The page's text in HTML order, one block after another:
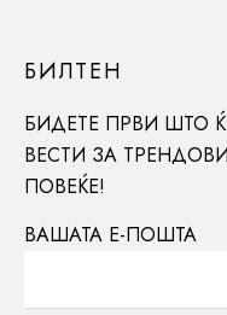
БИЛТЕН
БИДЕТЕ ПРВИ ШТО
ВЕСТИ ЗА
ПОВЕЌЕ!
ВАШАТА Е-ПОШТА